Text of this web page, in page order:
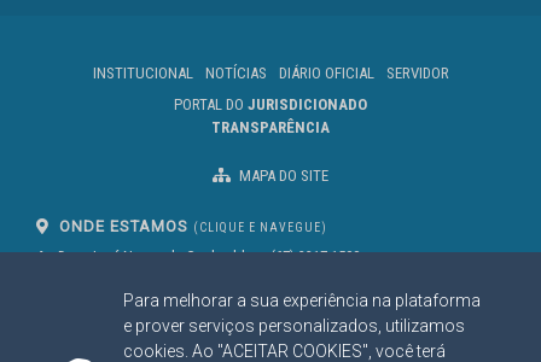
Para melhorar a sua experiência na plataforma
e prover serviços personalizados, utilizamos
cookies. Ao "ACEITAR COOKIES", você terá
INSTITUCIONAL NOTÍCIAS DIÁRIO OFICIAL
SERVIDOR
PORTAL DO JURISDICIONADO
TRANSPARÊNCIA
MAPA DO SITE
ONDE ESTAMOS (CLIQUE E NAVEGUE)
Av. Des. José Nunes da Cunha, bloco
Campo Grande/MS
CEP: 79031-310
(67) 3317-1500